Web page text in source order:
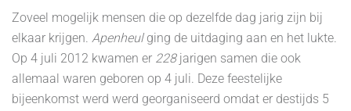
Zoveel mogelijk mensen die op dezelfde dag jarig zijn bij
elkaar krijgen. Apenheulging de uitdaging aan en het lukte.
Op 4 juli 2012 kwamen er 228jarigen samen die ook
allemaal waren geboren op 4 juli. Deze feestelijke
bijeenkomst werd werd georganiseerd omdat er destijds 5